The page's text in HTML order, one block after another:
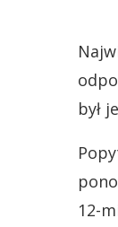
był
12-